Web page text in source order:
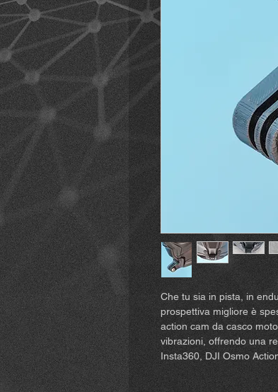
Che tu sia in pista, in
prospettiva migliore è
action cam da casco
vibrazioni, offrendo una
Insta360, DJI Osmo